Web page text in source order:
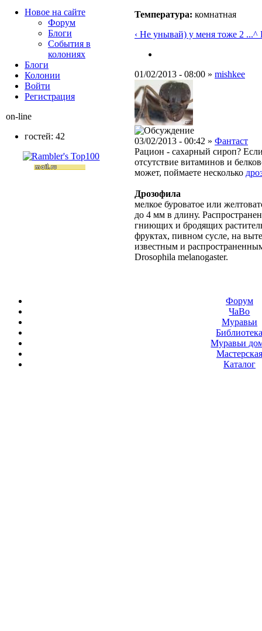
Температура: комнатная
‹ Не унывай) у меня тоже 2 ...^
01/02/2013 - 08:00 » mishkee
03/02/2013 - 00:42 » Фантаст
Рацион - сахарный сироп?
отсутствие витаминов и
может, поймаете несколько
Дрозофила
мелкое буроватое или
до 4 мм в длину.
гниющих и бродящих
фруктах, пивном сусле, на
известным и
Drosophila melanogaster.
Новое на сайте
Форум
Блоги
События в
колониях
Блоги
Колонии
Войти
Peгиcтpaция
on-line
гостей: 42
Форум
ЧаВо
Муравьи
Муравьи
Мастерская
Каталог